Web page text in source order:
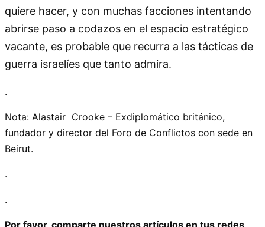
quiere hacer, y con muchas facciones intentando
abrirse paso a codazos en el espacio estratégico
vacante, es probable que recurra a las tácticas de
guerra israelíes que tanto admira.
.
Nota: Alastair Crooke – Exdiplomático británico,
fundador y director del Foro de Conflictos con sede en
Beirut.
.
.
Por favor, comparte nuestros artículos en tus redes